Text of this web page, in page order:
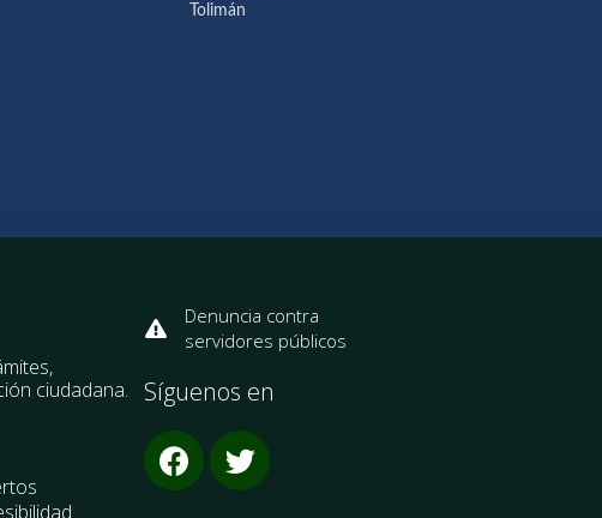
Tolimán
ciudadana.
Denuncia contra
servidores públicos
Síguenos en